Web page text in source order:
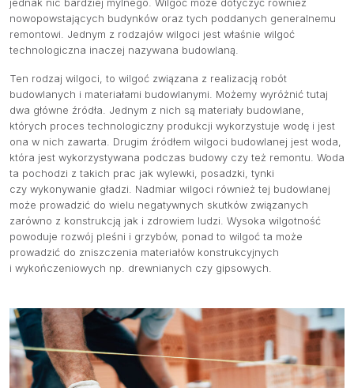
jednak nic bardziej mylnego. Wilgoć może dotyczyć również
nowopowstających budynków oraz tych poddanych generalnemu
remontowi. Jednym z rodzajów wilgoci jest właśnie wilgoć
technologiczna inaczej nazywana budowlaną.
Ten rodzaj wilgoci, to wilgoć związana z realizacją robót
budowlanych i materiałami budowlanymi. Możemy wyróżnić tutaj
dwa główne źródła. Jednym z nich są materiały budowlane,
których proces technologiczny produkcji wykorzystuje wodę i jest
ona w nich zawarta. Drugim źródłem wilgoci budowlanej jest woda,
która jest wykorzystywana podczas budowy czy też remontu. Woda
ta pochodzi z takich prac jak wylewki, posadzki, tynki
czy wykonywanie gładzi. Nadmiar wilgoci również tej budowlanej
może prowadzić do wielu negatywnych skutków związanych
zarówno z konstrukcją jak i zdrowiem ludzi. Wysoka wilgotność
powoduje rozwój pleśni i grzybów, ponad to wilgoć ta może
prowadzić do zniszczenia materiałów konstrukcyjnych
i wykończeniowych np. drewnianych czy gipsowych.